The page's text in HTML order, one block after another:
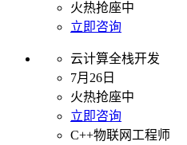
火热抢座中
立即咨询
云计算全栈开发
7月26日
火热抢座中
立即咨询
C++物联网工程师